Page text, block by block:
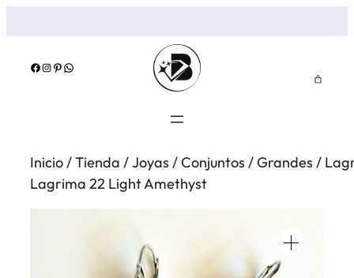
contenido
Facebook Instagram Pinterest WhatsApp
Inicio/Tienda /Joyas /Conjuntos /Grandes /
Lagrima 22 Light Amethyst